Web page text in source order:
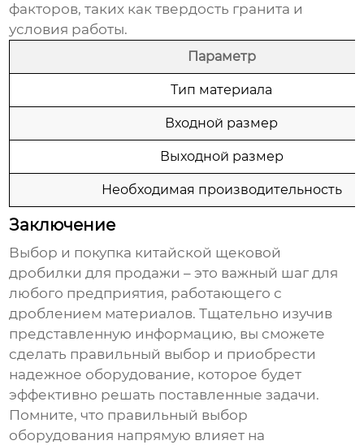
факторов, таких как твердость гранита и
условия работы.
Параметр
Тип материала
Входной размер
Выходной размер
Необходимая производительность
Заключение
Выбор и покупка китайской щековой
дробилки для продажи – это важный шаг для
любого предприятия, работающего с
дроблением материалов. Тщательно изучив
представленную информацию, вы сможете
сделать правильный выбор и приобрести
надежное оборудование, которое будет
эффективно решать поставленные задачи.
Помните, что правильный выбор
оборудования напрямую влияет на